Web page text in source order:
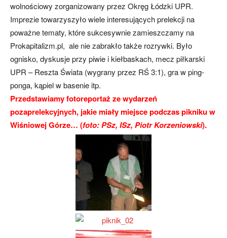
wolnościowy zorganizowany przez Okręg Łódzki UPR.
Imprezie towarzyszyło wiele interesujących prelekcji na
poważne tematy, które sukcesywnie zamieszczamy na
Prokapitalizm.pl, ale nie zabrakło także rozrywki. Było
ognisko, dyskusje przy piwie i kiełbaskach, mecz piłkarski
UPR – Reszta Świata (wygrany przez RŚ 3:1), gra w ping-
ponga, kąpiel w basenie itp.
Przedstawiamy fotoreportaż ze wydarzeń
pozaprelekcyjnych, jakie miały miejsce podczas pikniku w
Wiśniowej Górze… (foto: PSz, ISz, Piotr Korzeniowski).